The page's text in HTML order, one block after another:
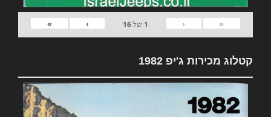
«
‹
1 של16
›
»
קטלוג מכירות ג'יפ 1982